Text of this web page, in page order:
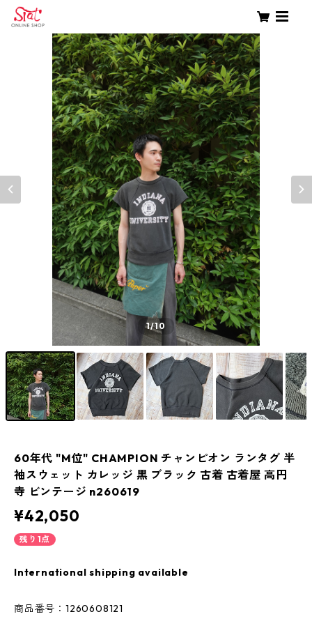
1/10
60年代 "M位" CHAMPION チャンピオン ランタグ 半
袖スウェット カレッジ 黒 ブラック 古着 古着屋 高円
寺 ビンテージ n260619
¥42,050
残り1点
International shipping available
商品番号：1260608121